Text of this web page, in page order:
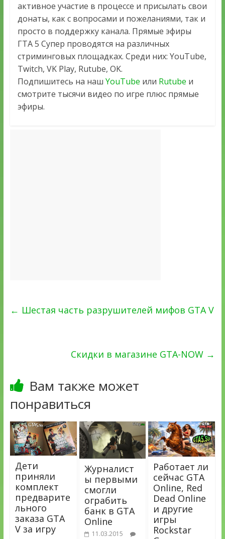
активное участие в процессе и присылать свои
донаты, как с вопросами и пожеланиями, так и
просто в поддержку канала. Прямые эфиры
ГТА 5 Супер проводятся на различных
стриминговых площадках. Среди них: YouTube,
Twitch, VK Play, Rutube, OK.
Подпишитесь на наш YouTube или Rutube и
смотрите тысячи видео по игре плюс прямые
эфиры.
← Шестая часть разрушителей мифов GTA V
Скидки в магазине GTA-NOW →
Вам также может
понравиться
Дети
приняли
комплект
предварите
льного
заказа GTA
V за игру
Журналист
ы первыми
смогли
ограбить
банк в GTA
Online
11.03.2015
Работает ли
сейчас GTA
Online, Red
Dead Online
и другие
игры
Rockstar